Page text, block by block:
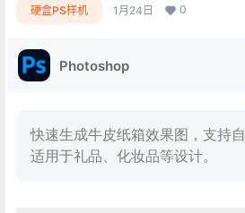
硬盒PS样机 1月24日 0
Photoshop
快速生成牛皮纸箱效果图，支持
适用于礼品、化妆品等设计。